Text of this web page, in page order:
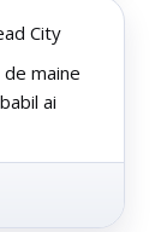
City
de maine
ai